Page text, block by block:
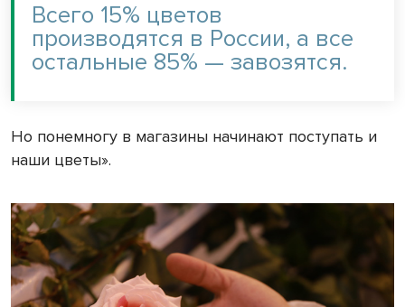
Всего 15% цветов
производятся в России, а все
остальные 85% — завозятся.
Но понемногу в магазины начинают поступать и
наши цветы».